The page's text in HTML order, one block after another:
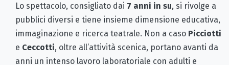
Lo spettacolo, consigliato dai 7 anni in su, si rivolge a
pubblici diversi e tiene insieme dimensione educativa,
immaginazione e ricerca teatrale. Non a caso Picciotti
e Ceccotti, oltre all’attività scenica, portano avanti da
anni un intenso lavoro laboratoriale con adulti e